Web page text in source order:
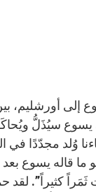
إلى أورشليم،
سيُذَلُّ
وُلد مجدّدًا
ما قاله يسوع
كثيراً”. لقد